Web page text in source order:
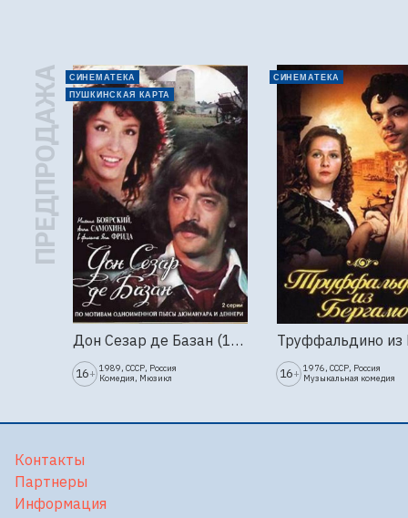
ПРЕДПРОДАЖА
СИНЕМАТЕКА
ПУШКИНСКАЯ КАРТА
Дон Сезар де Базан (1989г., Ленфильм, 2 серии)
16+ 1989, СССР, Россия
Комедия, Мюзикл
СИНЕМАТЕКА
16+ 1976, СССР, Россия
Музыкальная комедия
Контакты
Партнеры
Информация